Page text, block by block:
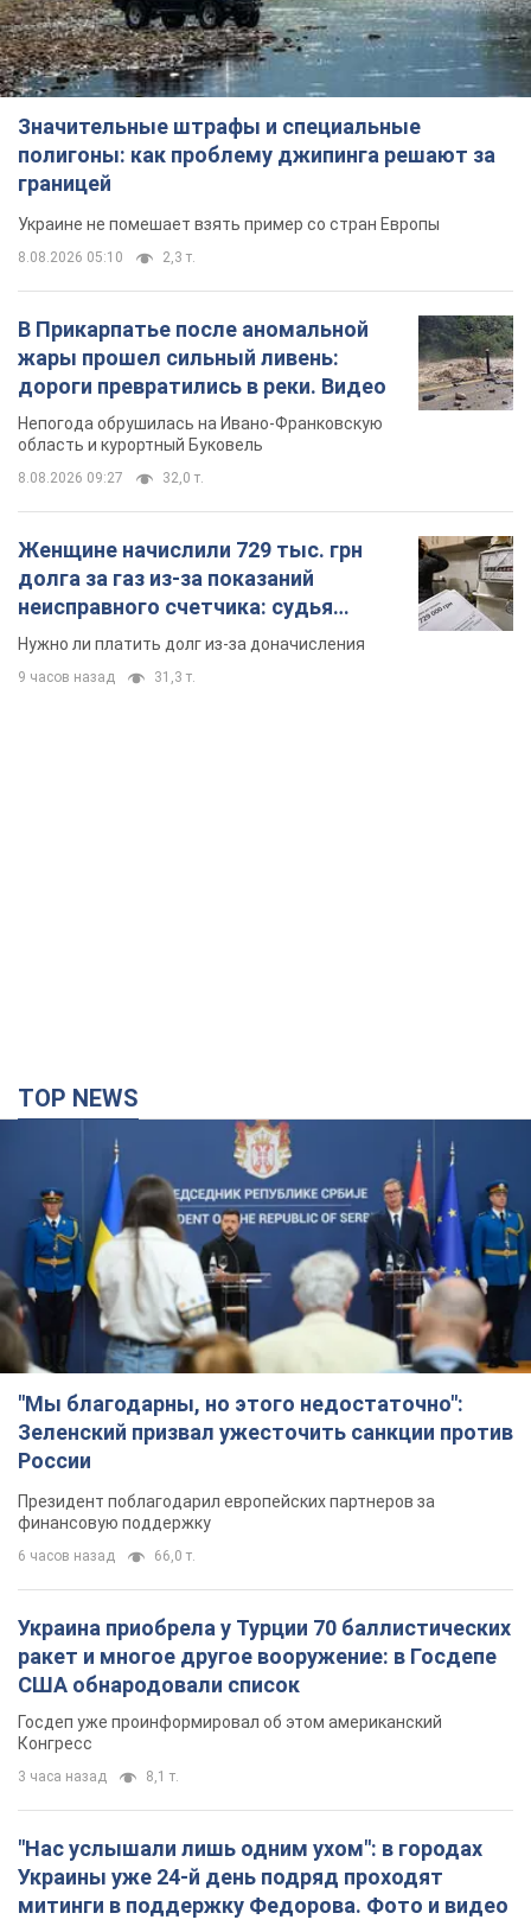
Значительные штрафы и специальные
полигоны: как проблему джипинга решают за
границей
Украине не помешает взять пример со стран Европы
8.08.2026 05:10 2,3 т.
В Прикарпатье после аномальной
жары прошел сильный ливень:
дороги превратились в реки. Видео
Непогода обрушилась на Ивано-Франковскую
область и курортный Буковель
8.08.2026 09:27 32,0 т.
Женщине начислили 729 тыс. грн
долга за газ из-за показаний
неисправного счетчика: судья
вынес неожиданное решение
Нужно ли платить долг из-за доначисления
9 часов назад 31,3 т.
TOP NEWS
"Мы благодарны, но этого недостаточно":
Зеленский призвал ужесточить санкции против
России
Президент поблагодарил европейских партнеров за
финансовую поддержку
6 часов назад 66,0 т.
Украина приобрела у Турции 70 баллистических
ракет и многое другое вооружение: в Госдепе
США обнародовали список
Госдеп уже проинформировал об этом американский
Конгресс
3 часа назад 8,1 т.
"Нас услышали лишь одним ухом": в городах
Украины уже 24-й день подряд проходят
митинги в поддержку Федорова. Фото и видео